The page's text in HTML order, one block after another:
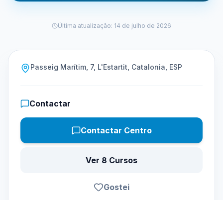
Última atualização: 14 de julho de 2026
Passeig Marítim, 7, L'Estartit, Catalonia, ESP
Contactar
Contactar Centro
Ver 8 Cursos
Gostei